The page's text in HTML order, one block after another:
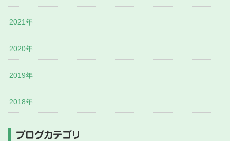
2021年
2020年
2019年
2018年
ブログカテゴリ